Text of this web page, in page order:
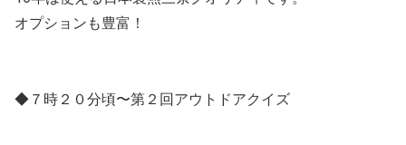
オプションも豊富！
◆７時２０分頃〜第２回アウトドアクイズ